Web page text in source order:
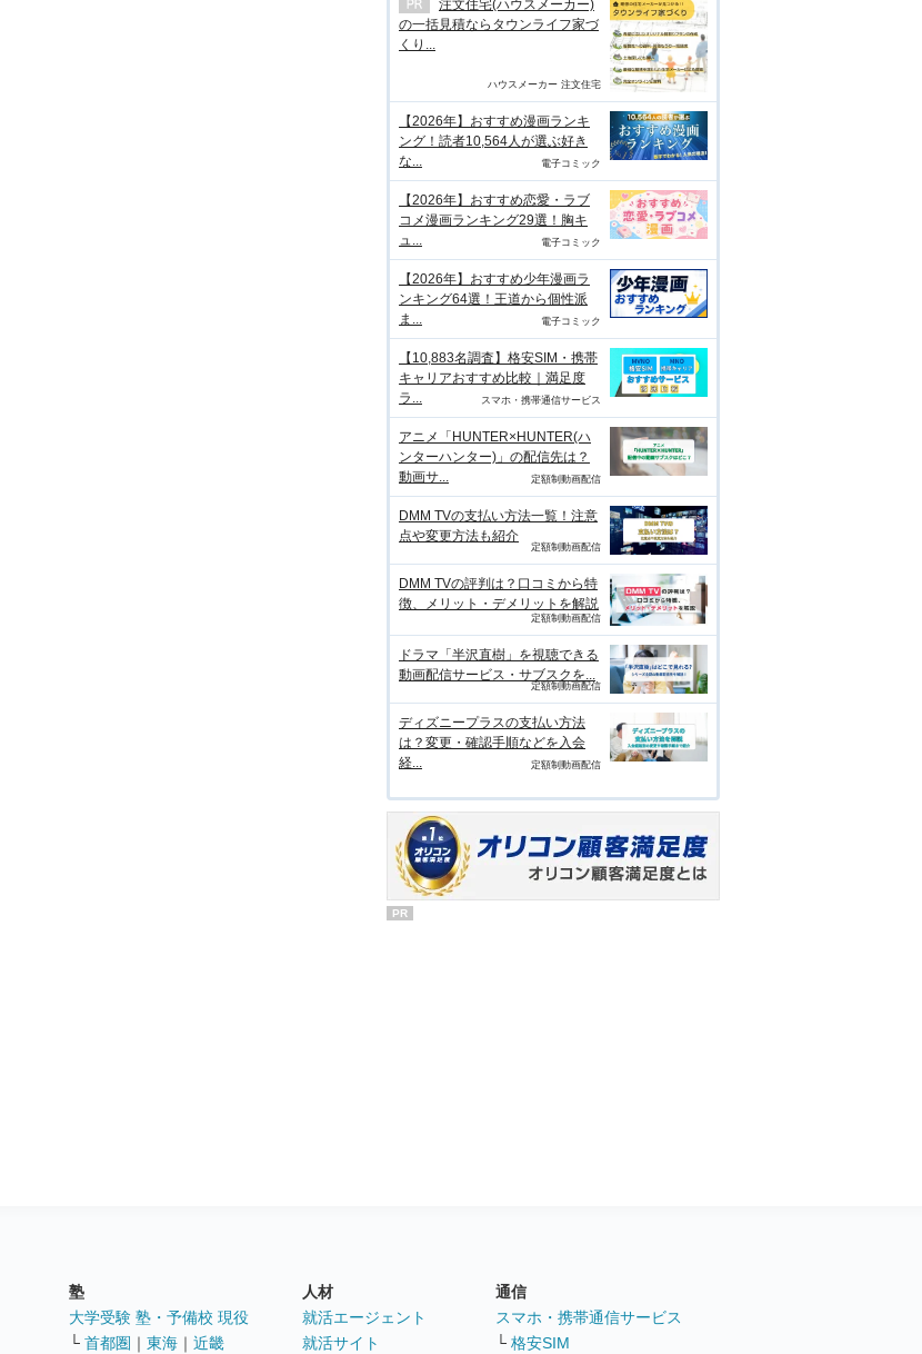
注文住宅(ハウスメーカー)
の一括見積ならタウンライフ家づ
くり...
ハウスメーカー 注文住宅
【2026年】おすすめ漫画ランキ
ング！読者10,564人が選ぶ好き
な...
電子コミック
【2026年】おすすめ恋愛・ラブ
コメ漫画ランキング29選！胸キ
ュ...
電子コミック
【2026年】おすすめ少年漫画ラ
ンキング64選！王道から個性派
ま...
電子コミック
【10,883名調査】格安SIM・携帯
キャリアおすすめ比較｜満足度
ラ...
スマホ・携帯通信サービス
アニメ「HUNTER×HUNTER(ハ
ンターハンター)」の配信先は？
動画サ...
定額制動画配信
DMM TVの支払い方法一覧！注意
点や変更方法も紹介
定額制動画配信
DMM TVの評判は？口コミから特
徴、メリット・デメリットを解説
定額制動画配信
ドラマ「半沢直樹」を視聴できる
動画配信サービス・サブスクを...
定額制動画配信
ディズニープラスの支払い方法
は？変更・確認手順などを入会
経...
定額制動画配信
PR
塾
大学受験 塾・予備校 現役
└ 首都圏 ｜ 東海 ｜ 近畿
人材
就活エージェント
就活サイト
通信
スマホ・携帯通信サービス
└ 格安SIM